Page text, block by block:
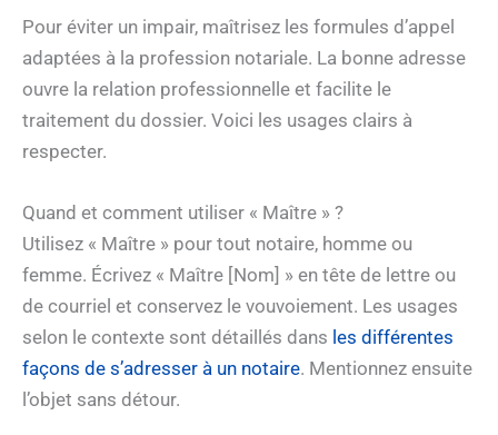
Pour éviter un impair, maîtrisez les formules d’appel
adaptées à la profession notariale. La bonne adresse
ouvre la relation professionnelle et facilite le
traitement du dossier. Voici les usages clairs à
respecter.
Quand et comment utiliser « Maître » ?
Utilisez « Maître » pour tout notaire, homme ou
femme. Écrivez « Maître [Nom] » en tête de lettre ou
de courriel et conservez le vouvoiement. Les usages
selon le contexte sont détaillés dans les différentes
façons de s’adresser à un notaire. Mentionnez ensuite
l’objet sans détour.